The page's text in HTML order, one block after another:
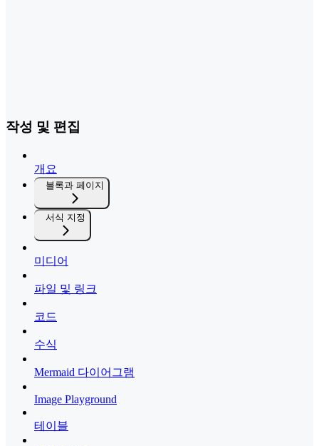
작성 및 편집
개요
블록과 페이지
서식 지정
미디어
파일 및 링크
코드
수식
Mermaid 다이어그램
Image Playground
테이블